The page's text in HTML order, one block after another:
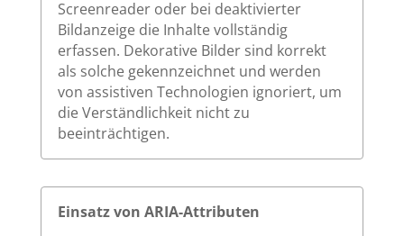
Screenreader oder bei deaktivierter
Bildanzeige die Inhalte vollständig
erfassen. Dekorative Bilder sind korrekt
als solche gekennzeichnet und werden
von assistiven Technologien ignoriert, um
die Verständlichkeit nicht zu
beeinträchtigen.
Einsatz von ARIA-Attributen